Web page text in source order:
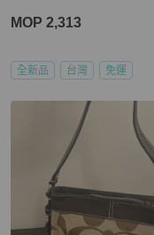
MOP 2,313
全新品 台灣 免運